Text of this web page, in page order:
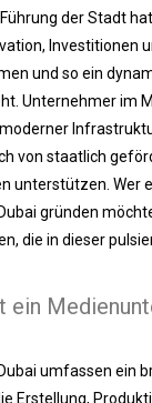
der Stadt
Investitionen
und so ein
Unternehmer im
von staatlich
unterstützen. Wer
gründen
die in dieser
ein
umfassen ein
Erstellung,